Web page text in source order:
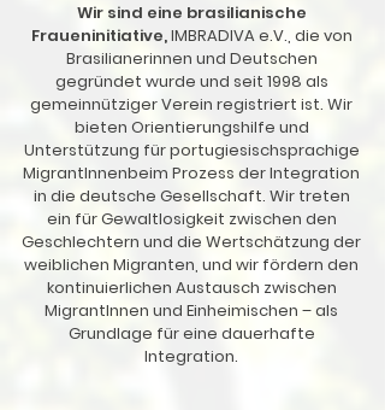
Wir sind eine brasilianische
Fraueninitiative,IMBRADIVA e.V., die von
Brasilianerinnen und Deutschen
gegründet wurde und seit 1998 als
gemeinnütziger Verein registriert ist. Wir
bieten Orientierungshilfe und
Unterstützung für portugiesischsprachige
MigrantInnenbeim Prozess der Integration
in die deutsche Gesellschaft. Wir treten
ein für Gewaltlosigkeit zwischen den
Geschlechtern und die Wertschätzung der
weiblichen Migranten, und wir fördern den
kontinuierlichen Austausch zwischen
MigrantInnen und Einheimischen – als
Grundlage für eine dauerhafte
Integration.